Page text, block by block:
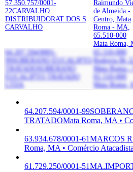
57.350.757/0001-
22CARVALHO
DISTRIBUIDORAT DOS S
CARVALHO
Raimundo
de Almeida -
Centro, Mata
Roma - MA,
65.510-000
Mata Roma,
64.207.594/0001-
SOBERANO EUCALIPTO
TRATADO
SOBERANO
EUCALIPTO TRATADO
65.510-000
Rodovia Br
Mata Roma
65.510-000
Mata Roma,
64.207.594/0001-99
TRATADOMata Roma, MA •
63.934.678/0001-61MARCOS
Roma, MA • Comércio Atacadista
61.729.250/0001-51